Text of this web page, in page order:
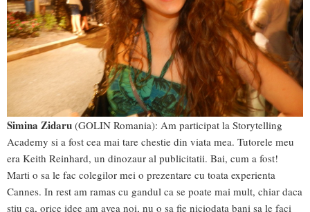
Simina Zidaru (GOLIN Romania): Am participat la Storytelling
Academy si a fost cea mai tare chestie din viata mea. Tutorele meu
era Keith Reinhard, un dinozaur al publicitatii. Bai, cum a fost!
Marti o sa le fac colegilor mei o prezentare cu toata experienta
Cannes. In rest am ramas cu gandul ca se poate mai mult, chiar daca
stiu ca, orice idee am avea noi, nu o sa fie niciodata bani sa le faci